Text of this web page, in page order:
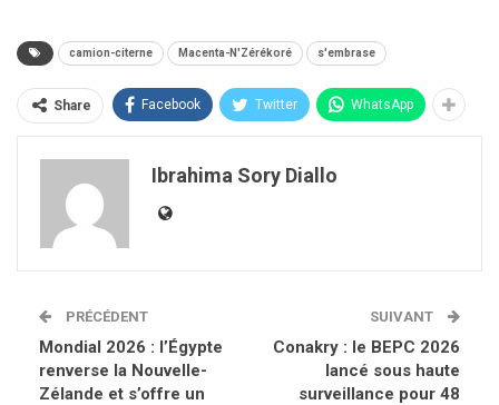
camion-citerne Macenta-N'Zérékoré s'embrase
Share Facebook Twitter WhatsApp
Ibrahima Sory Diallo
PRÉCÉDENT
Mondial 2026 : l’Égypte
renverse la Nouvelle-
Zélande et s’offre un
SUIVANT
Conakry : le BEPC 2026
lancé sous haute
surveillance pour 48